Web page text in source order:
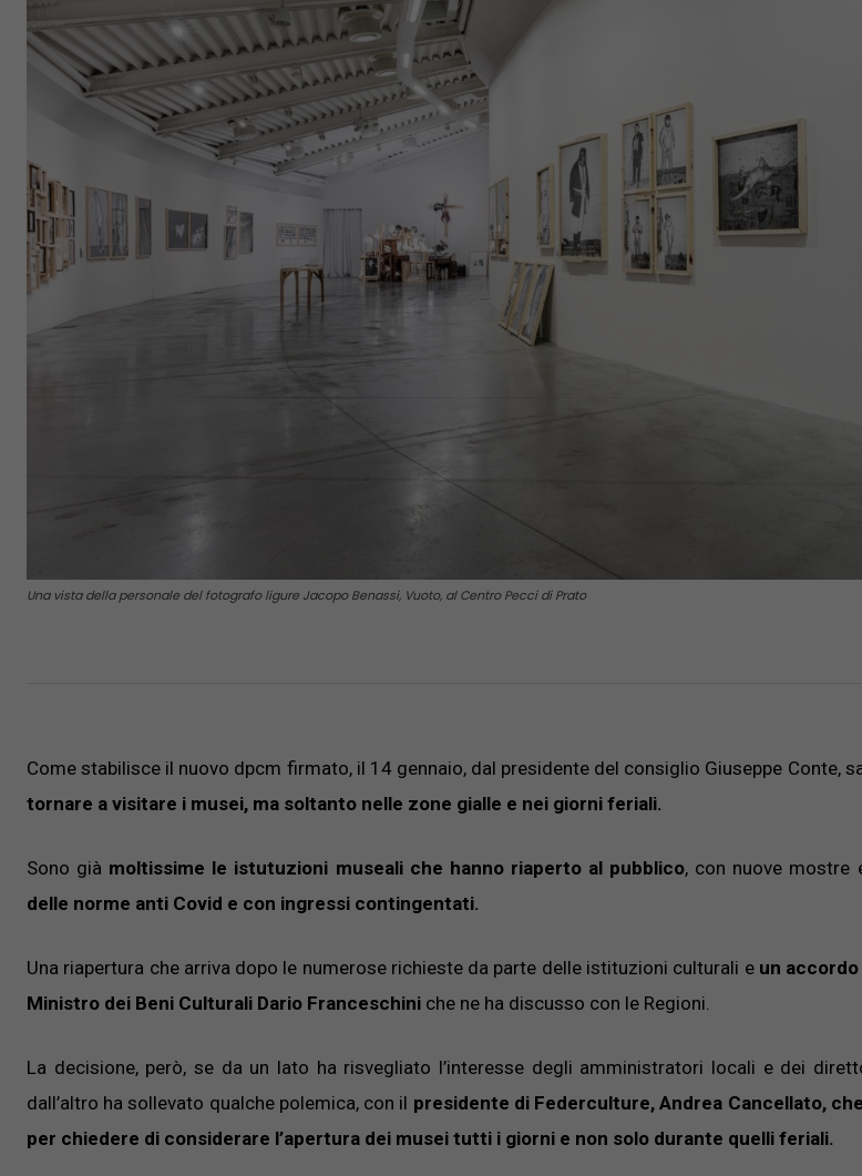
Una vista della personale del fotografo ligure Jacopo Benassi, Vuoto, al Centro Pecci di Prato
Come stabilisce il nuovo dpcm firmato, il 14 gennaio, dal presidente del consiglio Giuseppe Conte,
tornare a visitare i musei, ma soltanto nelle zone gialle e nei giorni feriali.
Sono già moltissime le istutuzioni museali che hanno riaperto al pubblico, con nuove mostre
delle norme anti Covid e con ingressi contingentati.
Una riapertura che arriva dopo le numerose richieste da parte delle istituzioni culturali e un
Ministro dei Beni Culturali Dario Franceschini che ne ha discusso con le Regioni.
La decisione, però, se da un lato ha risvegliato l’interesse degli amministratori locali e dei
dall’altro ha sollevato qualche polemica, con il presidente di Federculture, Andrea Cancellato,
per chiedere di considerare l’apertura dei musei tutti i giorni e non solo durante quelli feriali.